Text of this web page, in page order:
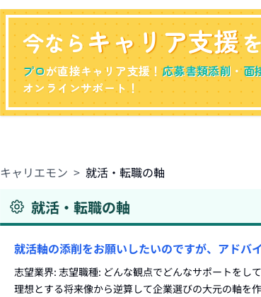
今ならキャリア支援
プロが直接キャリア支援！応募書類添削 ・面
オンラインサポート！
キャリエモン > 就活・転職の軸
就活・転職の軸
就活軸の添削をお願いしたいのですが、アドバ
志望業界: 志望職種: どんな観点でどんなサポートをし
理想とする将来像から逆算して企業選びの大元の軸を